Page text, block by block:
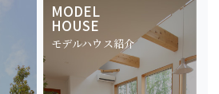
MODEL
HOUSE
モデルハウス紹介